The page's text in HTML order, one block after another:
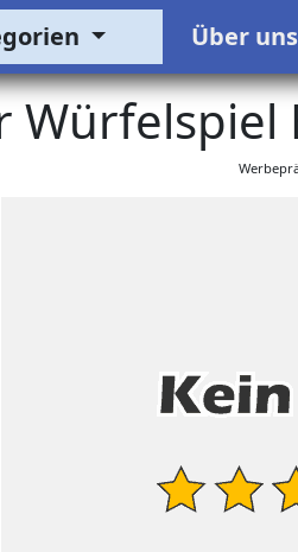
Über uns
Würfelspiel